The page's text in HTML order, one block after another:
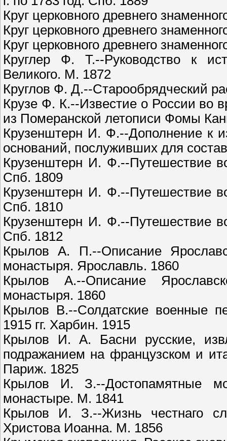
Круг церковного древнего
Круг церковного древнего
Круг церковного древнего
Круглер Ф. Т.--Руководство к
Великого. М. 1872
Круглов Ф. Д.--Старообрядческий
Крузе Ф. К.--Известие о России во
из Померанской летописи Фомы
Крузенштерн И. Ф.--Дополнение к
оснований, послуживших для
Крузенштерн И. Ф.--Путешествие
Спб. 1809
Крузенштерн И. Ф.--Путешествие
Спб. 1810
Крузенштерн И. Ф.--Путешествие
Спб. 1812
Крылов А. П.--Описание
монастыря. Ярославль. 1860
Крылов А.--Описание
монастыря. 1860
Крылов В.--Солдатские военные
1915 гг. Харбин. 1915
Крылов И. А. Басни русские,
подражанием на французском и
Париж. 1825
Крылов И. З.--Достопамятные
монастыре. М. 1841
Крылов И. З.--Жизнь честнаго
Христова Иоанна. М. 1856